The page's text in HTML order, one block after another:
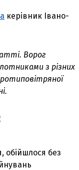
керівник Івано-
Ворог
з різних
обійшлося без